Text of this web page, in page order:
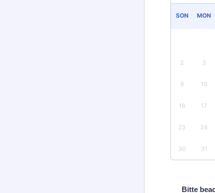
SON MON
2 3
9 10
16 17
23 24
30 31
Bitte